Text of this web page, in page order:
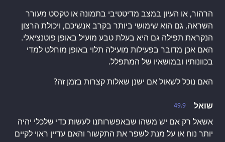
הרהור, או העיון במצב מדיטטיבי בתמונה או טקסט מעורר
השראה, גם הוא שימושי ביותר בקרב אנשיכם, ויכולת הרצון
הנקראת תפילה גם היא בעלת טבע מועיל באופן פוטנציאלי.
האם אכן מדובר בפעילות מועילה תלוי באופן מוחלט למדי
בכוונותיו ובמושאיו של המתפלל.
האם נוכל לשאול אם ישנן שאלות קצרות בזמן זה?
49.9
שואל
אשאל רק אם יש משהו שבאפשרותנו לעשות כדי שלכלי יהיה
יותר נוח או על מנת לשפר את התקשור והאם עדיין ראוי לקיים